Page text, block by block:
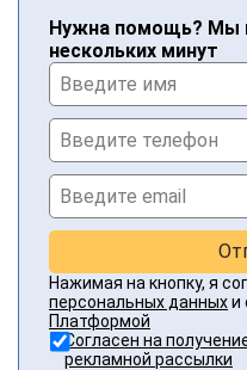
Нужна помощь? Мы
нескольких минут
Нажимая на кнопку, я
персональных данныхи
Платформой
Согласен на
рекламной рассылки